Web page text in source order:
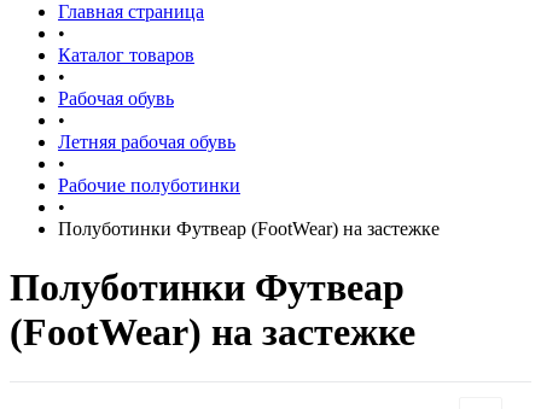
Главная страница
•
Каталог товаров
•
Рабочая обувь
•
Летняя рабочая обувь
•
Рабочие полуботинки
•
Полуботинки Футвеар (FootWear) на застежке
Полуботинки Футвеар
(FootWear) на застежке